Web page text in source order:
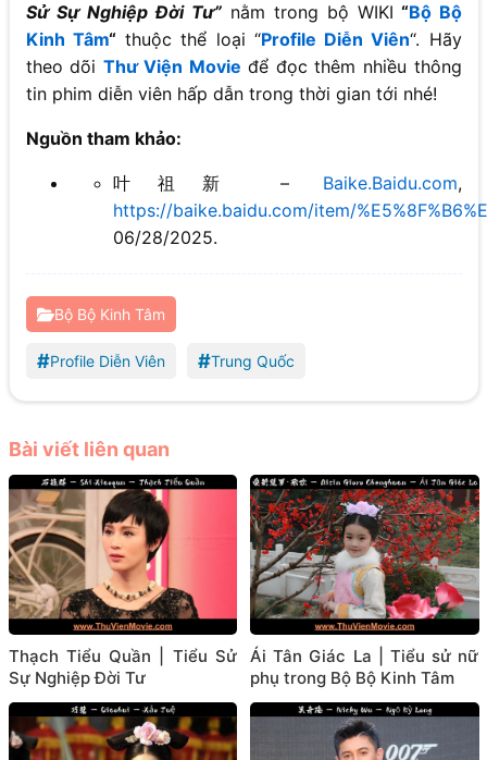
Sử Sự Nghiệp Đời Tư”nằm trong bộ WIKI “Bộ Bộ
Kinh Tâm“thuộc thể loại “Profile Diễn Viên“. Hãy
theo dõi Thư Viện Movie để đọc thêm nhiều thông
tin phim diễn viên hấp dẫn trong thời gian tới nhé!
Nguồn tham khảo:
叶祖新 – Baike.Baidu.com,
https://baike.baidu.com/item/
06/28/2025.
Bộ Bộ Kinh Tâm
#Profile Diễn Viên #Trung Quốc
Bài viết liên quan
Thạch Tiểu Quần | Tiểu Sử
Sự Nghiệp Đời Tư
Ái Tân Giác La | Tiểu sử nữ
phụ trong Bộ Bộ Kinh Tâm